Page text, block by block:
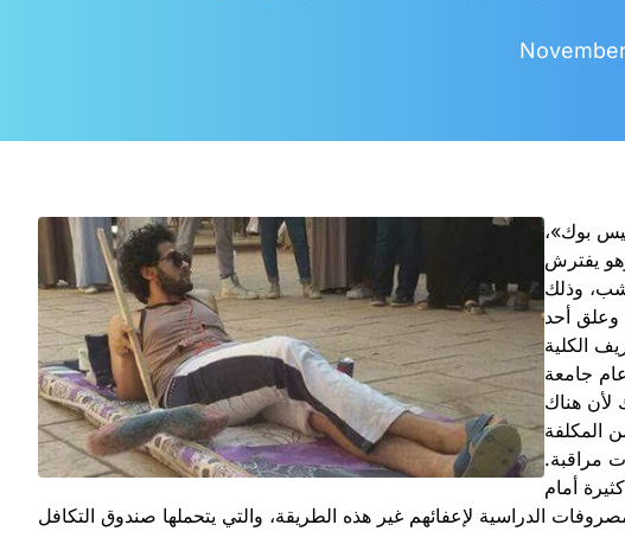
بوك»،
يفترش
وذلك
وعلق أحد
الكلية
جامعة
لأن هناك
المكلفة
مراقبة.
أمام